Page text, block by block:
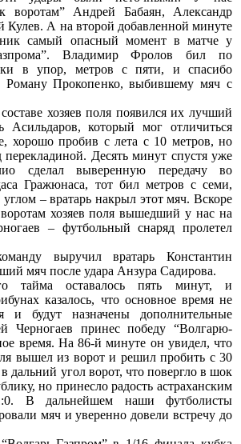
к воротам” Андрей Бабаян, Александр
Кулев. А на второй добавленной минуте
самый опасный момент в матче у
Владимир Фролов бил по
в упор, метров с пяти, и спасибо
Роману Прокопенко, выбившему мяч с
хозяев поля появился их лучший
Асильдаров, который мог отличиться
хорошо пробив с лета с 10 метров, но
перекладиной. Десять минут спустя уже
сделал выверенную передачу во
Гражюнаса, тот бил метров с семи,
– вратарь накрыл этот мяч. Вскоре
хозяев поля вышедший у нас на
– футбольный снаряд пролетел
выручил вратарь Константин
мяч после удара Анзура Садирова.
тайма оставалось пять минут, и
казалось, что основное время не
и будут назначены дополнительные
Черногаев принес победу “Волгарю-
время. На 86-й минуте он увидел, что
вышел из ворот и решил пробить с 30
дальний угол ворот, что повергло в шок
но принесло радость астраханским
В дальнейшем наши футболисты
мяч и уверенно довели встречу до